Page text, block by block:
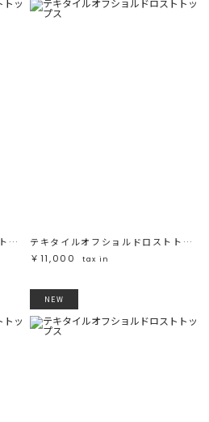
テキタイルオフショルドロストトップス
テキタイルオフショルドロストトップス
￥11,000
tax in
NEW